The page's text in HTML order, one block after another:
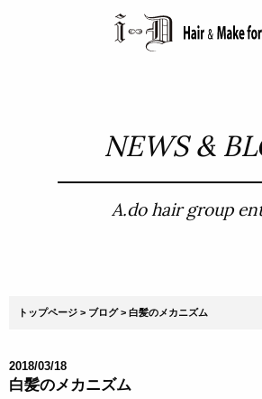
NEWS &
A.do hair group
トップページ ブログ 白髪のメカニズム
2018/03/18
白髪のメカニズム